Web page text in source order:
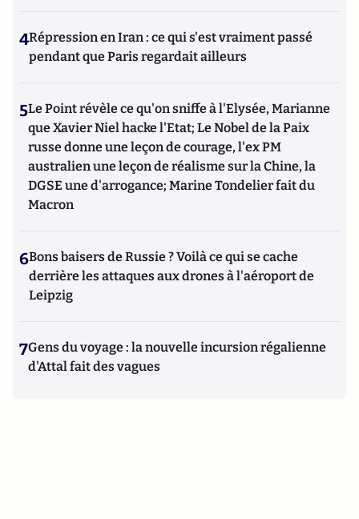
4Répression en Iran : ce qui s'est vraiment passé
pendant que Paris regardait ailleurs
5Le Point révèle ce qu'on sniffe à l'Elysée, Marianne
que Xavier Niel hacke l'Etat; Le Nobel de la Paix
russe donne une leçon de courage, l'ex PM
australien une leçon de réalisme sur la Chine, la
DGSE une d'arrogance; Marine Tondelier fait du
Macron
6Bons baisers de Russie ? Voilà ce qui se cache
derrière les attaques aux drones à l'aéroport de
Leipzig
7Gens du voyage : la nouvelle incursion régalienne
d'Attal fait des vagues